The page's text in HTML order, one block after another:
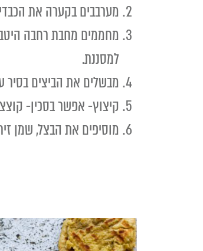
מערבבים בקערה את
למסננת.
מבשלים את הביצים בסיר עם מים:
קיצוץ- אפשר בסכין-
מוסיפים את הבצל, שמן